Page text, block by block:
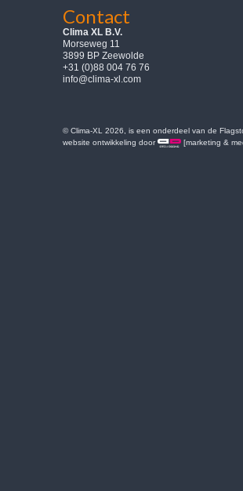
Contact
Clima XL B.V.
Morseweg 11
3899 BP Zeewolde
+31 (0)88 004 76 76
info@clima-xl.com
© Clima-XL 2026, is een onderdeel van de
website ontwikkeling door
[marketing &